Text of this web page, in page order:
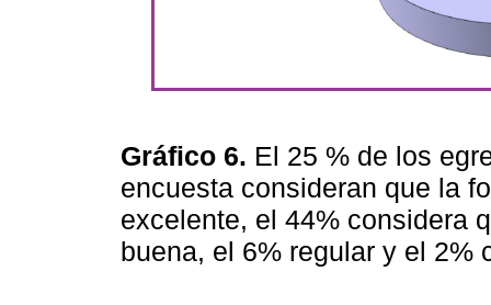
Gráfico 6. El 25 % de los
encuesta consideran que la
excelente, el 44% considera
buena, el 6% regular y el